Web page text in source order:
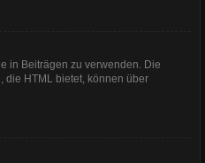
in Beiträgen zu verwenden. Die
die HTML bietet, können über